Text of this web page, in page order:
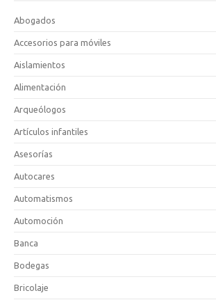
Abogados
Accesorios para móviles
Aislamientos
Alimentación
Arqueólogos
Artículos infantiles
Asesorías
Autocares
Automatismos
Automoción
Banca
Bodegas
Bricolaje